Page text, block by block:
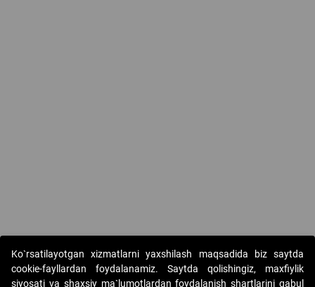
Ko`rsatilayotgan xizmatlarni yaxshilash maqsadida biz saytda
cookie-fayllardan foydalanamiz. Saytda qolishingiz, maxfiylik
siyosati va shaxsiy ma`lumotlardan foydalanish shartlarini qabul